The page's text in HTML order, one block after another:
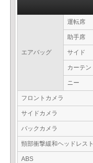
エアバッグ
運転席
助手席
サイド
カーテン
ニー
フロントカメラ
サイドカメラ
バックカメラ
頸部衝撃緩和ヘッドレスト
ABS